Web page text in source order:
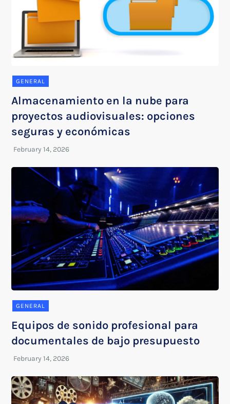
GENERAL
Almacenamiento en la nube para
proyectos audiovisuales: opciones
seguras y económicas
GENERAL
Equipos de sonido profesional para
documentales de bajo presupuesto